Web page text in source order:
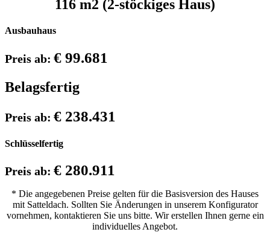
116 m2 (2-stöckiges Haus)
Ausbauhaus
Preis ab: € 99.681
Belagsfertig
Preis ab: € 238.431
Schlüsselfertig
Preis ab: € 280.911
* Die angegebenen Preise gelten für die Basisversion des Hauses
mit Satteldach. Sollten Sie Änderungen in unserem Konfigurator
vornehmen, kontaktieren Sie uns bitte. Wir erstellen Ihnen gerne ein
individuelles Angebot.